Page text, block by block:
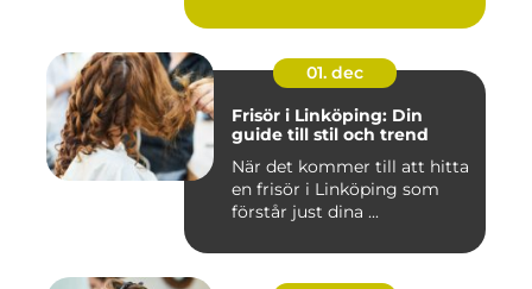
01. dec
Frisör i Linköping: Din
guide till stil och trend
När det kommer till att hitta
en frisör i Linköping som
förstår just dina ...